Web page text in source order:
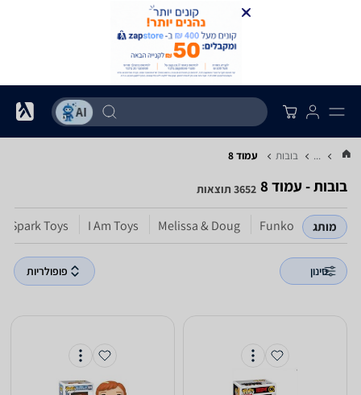
... בובות עמוד 8
בובות - עמוד 8 3652 תוצאות
מותג Funko
Melissa & Doug
I Am Toys
Spark Toys
סינון פופולריות